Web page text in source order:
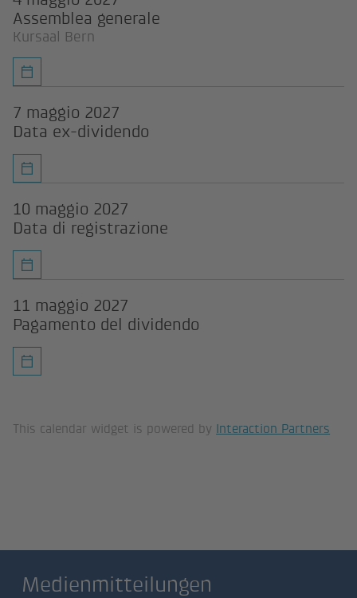
Assemblea generale
Kursaal Bern
7 maggio 2027
Data ex-dividendo
10 maggio 2027
Data di registrazione
11 maggio 2027
Pagamento del dividendo
This calendar widget is powered by Interaction Partners
Medienmitteilungen